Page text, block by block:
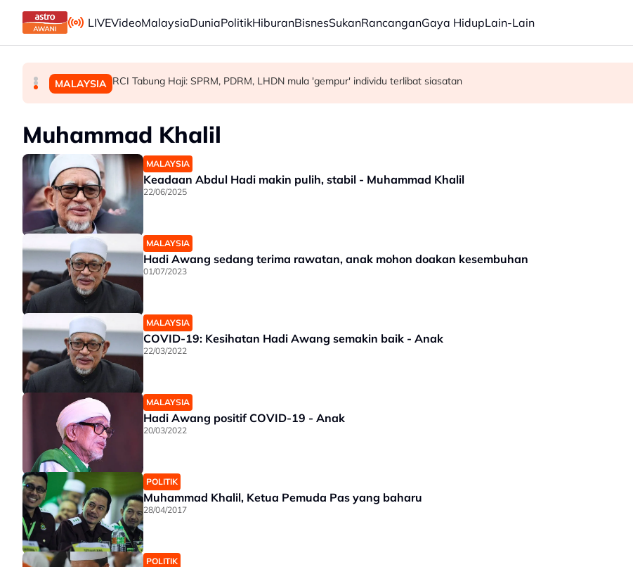
Skip to main content
LIVEVideoMalaysiaDuniaPolitikHiburanBisnesSukanRancanganGaya HidupLain-Lain
MALAYSIA Kerajaan pastikan syor, dapatan RCI Tabung Haji disiasat tuntas tanpa kompromi - PM Anwar
POLITIK 'Pihak ketiga' jangan ganggu usaha persefahaman parti Melayu - Asyraf Wajdi
MALAYSIA RCI Tabung Haji: SPRM, PDRM, LHDN mula 'gempur' individu terlibat siasatan
Muhammad Khalil
MALAYSIA
Keadaan Abdul Hadi makin pulih, stabil - Muhammad Khalil
22/06/2025
MALAYSIA
Hadi Awang sedang terima rawatan, anak mohon doakan kesembuhan
01/07/2023
MALAYSIA
COVID-19: Kesihatan Hadi Awang semakin baik - Anak
22/03/2022
MALAYSIA
Hadi Awang positif COVID-19 - Anak
20/03/2022
POLITIK
Muhammad Khalil, Ketua Pemuda Pas yang baharu
28/04/2017
POLITIK